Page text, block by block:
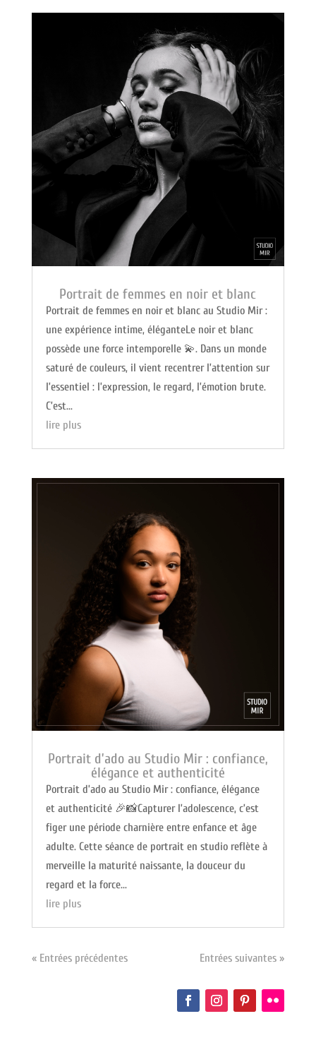
Portrait de femmes en noir et blanc
Portrait de femmes en noir et blanc au Studio Mir :
une expérience intime, éléganteLe noir et blanc
possède une force intemporelle 💫. Dans un monde
saturé de couleurs, il vient recentrer l’attention sur
l’essentiel : l’expression, le regard, l’émotion brute.
C’est...
lire plus
Portrait d’ado au Studio Mir : confiance,
élégance et authenticité
Portrait d’ado au Studio Mir : confiance, élégance
et authenticité 🎉📸Capturer l’adolescence, c’est
figer une période charnière entre enfance et âge
adulte. Cette séance de portrait en studio reflète à
merveille la maturité naissante, la douceur du
regard et la force...
lire plus
« Entrées précédentes Entrées suivantes »